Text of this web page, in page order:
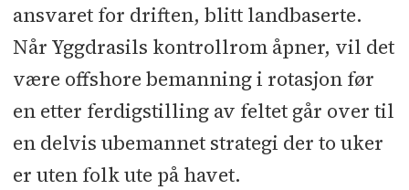
ansvaret for driften, blitt landbaserte.
Når Yggdrasils kontrollrom åpner, vil det
være offshore bemanning i rotasjon før
en etter ferdigstilling av feltet går over til
en delvis ubemannet strategi der to uker
er uten folk ute på havet.